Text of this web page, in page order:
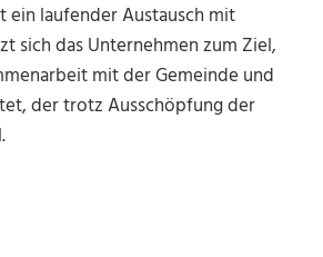
ein laufender Austausch mit
sich das Unternehmen zum Ziel,
mit der Gemeinde und
der trotz Ausschöpfung der